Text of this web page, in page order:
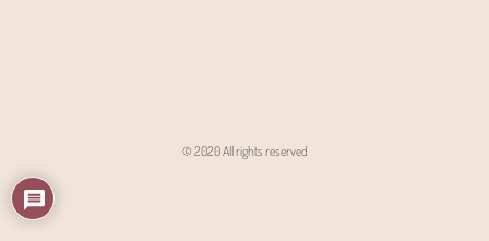
© 2020 All rights reserved